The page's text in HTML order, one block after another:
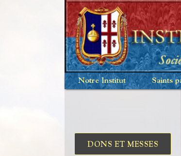
Notre Institut Saints
DONS ET MESSES